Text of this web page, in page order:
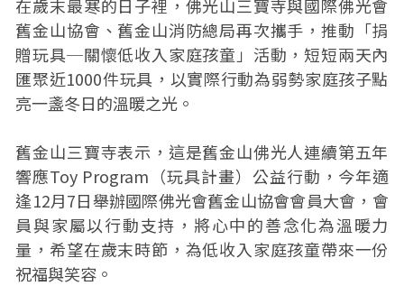
在歲末最寒的日子裡，佛光山三寶寺與國際佛光會
舊金山協會、舊金山消防總局再次攜手，推動「捐
贈玩具─關懷低收入家庭孩童」活動，短短兩天內
匯聚近1000件玩具，以實際行動為弱勢家庭孩子點
亮一盞冬日的溫暖之光。
舊金山三寶寺表示，這是舊金山佛光人連續第五年
響應Toy Program（玩具計畫）公益行動，今年適
逢12月7日舉辦國際佛光會舊金山協會會員大會，會
員與家屬以行動支持，將心中的善念化為溫暖力
量，希望在歲末時節，為低收入家庭孩童帶來一份
祝福與笑容。